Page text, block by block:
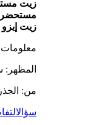
زيت
زيت إيزو
معلومات
المظهر:
من: الجذر
سؤال